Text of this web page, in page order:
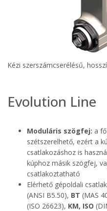
Kézi szerszámcserélésű,
Evolution Line
Moduláris szögfej: a
szétszerelhető, ezért a
csatlakozáshoz is
kúphoz másik szögfej,
csatlakoztatható
Elérhető gépoldali
(ANSI B5.50), BT (MAS
(ISO 26623), KM, ISO